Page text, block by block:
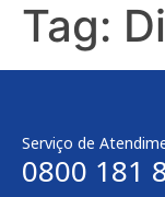
Tag:
Serviço de
0800 181